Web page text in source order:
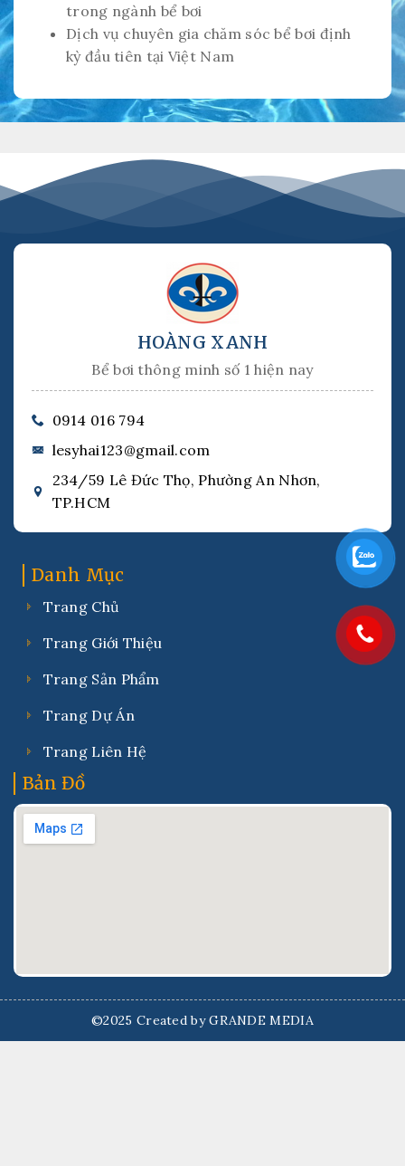
trong ngành bể bơi
Dịch vụ chuyên gia chăm sóc bể bơi định
kỳ đầu tiên tại Việt Nam
HOÀNG XANH
Bể bơi thông minh số 1 hiện nay
0914 016 794
lesyhai123@gmail.com
234/59 Lê Đức Thọ, Phường An Nhơn,
TP.HCM
Danh Mục
Trang Chủ
Trang Giới Thiệu
Trang Sản Phẩm
Trang Dự Án
Trang Liên Hệ
Bản Đồ
©2025 Created by GRANDE MEDIA